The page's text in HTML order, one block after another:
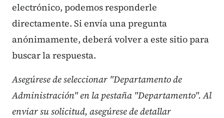
electrónico, podemos responderle
directamente. Si envía una pregunta
anónimamente, deberá volver a este sitio para
buscar la respuesta.
Asegúrese de seleccionar "Departamento de
Administración" en la pestaña "Departamento". Al
enviar su solicitud, asegúrese de detallar